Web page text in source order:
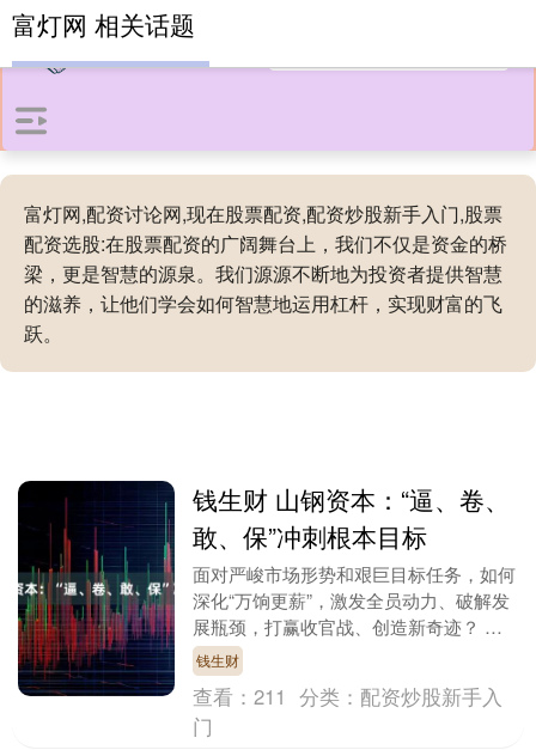
富灯网,配资讨论网,现在股票配资,配资炒股新手入门,股票
配资选股:在股票配资的广阔舞台上，我们不仅是资金的桥
梁，更是智慧的源泉。我们源源不断地为投资者提供智慧
的滋养，让他们学会如何智慧地运用杠杆，实现财富的飞
跃。
富灯网 相关话题
钱生财 山钢资本：“逼、卷、
敢、保”冲刺根本目标
面对严峻市场形势和艰巨目标任务，如何
深化“万饷更薪”，激发全员动力、破解发
展瓶颈，打赢收官战、创造新奇迹？ 山
钢资本给出了他们的答案：“逼、卷、
敢、保”。 该单....
钱生财
查看：211 分类： 配资炒股新手入
门